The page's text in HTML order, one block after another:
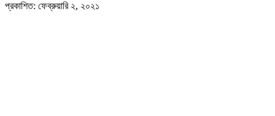
প্রকাশিত: ফেব্রুয়ারি ২, ২০২১